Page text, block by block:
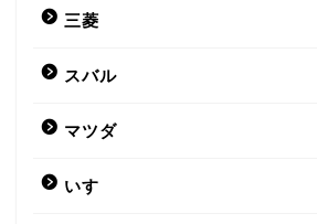
三菱
スバル
マツダ
いすゞ